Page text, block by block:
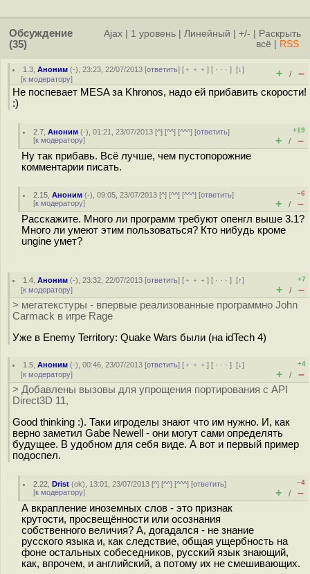
Обсуждение
(35)
Ajax 1 уровень Линейный +/-
Раскрыть
всё
RSS
1.3 ,Аноним (-), 23:23, 22/07/2013 [ответить] [ ﹢﹢﹢] [ · · ·][↓]
[к модератору] + / –
Не поспевает MESA за Khronos, надо ей прибавить скорости!
:)
2.7 ,Аноним (-), 01:21, 23/07/2013 [^] [^^] [^^^] [ответить]
[к модератору]
+19
+ / –
Ну так прибавь. Всё лучше, чем пустопорожние
комментарии писать.
2.15 ,Аноним (-), 09:05, 23/07/2013 [^] [^^] [^^^] [ответить]
[к модератору]
–6
+ / –
Расскажите. Много ли программ требуют опенгл выше 3.1?
Много ли умеют этим пользоваться? Кто нибудь кроме
ungine умет?
1.4 ,Аноним (-), 23:32, 22/07/2013 [ответить] [ ﹢﹢﹢] [ · · ·][↑]
[к модератору]
+7
+ / –
> мегатекстуры - впервые реализованные программно John
Carmack в игре Rage
Уже в Enemy Territory: Quake Wars были (на idTech 4)
1.5 ,Аноним (-), 00:46, 23/07/2013 [ответить] [ ﹢﹢﹢] [ · · ·][↓]
[к модератору]
+4
+ / –
> Добавлены вызовы для упрощения портирования с API
Direct3D 11,
Good thinking :). Таки игроделы знают что им нужно. И, как
верно заметил Gabe Newell - они могут сами определять
будущее. В удобном для себя виде. А вот и первый пример
подоспел.
2.22 ,Drist (ok), 13:01, 23/07/2013 [^] [^^] [^^^] [ответить]
[к модератору]
–4
+ / –
А вкрапление иноземных слов - это признак
крутости, просвещённости или осознания
собственного величия? А, догадался - не знание
русского языка и, как следствие, общая ущербность на
фоне остальных собеседников, русский язык знающий,
как, впрочем, и английский, а потому их не смешивающих.